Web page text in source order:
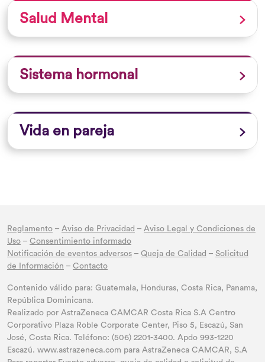
Salud Mental
Sistema hormonal
Vida en pareja
Reglamento – Aviso de Privacidad – Aviso Legal y Condiciones de
Uso – Consentimiento informado
Notificación de eventos adversos – Queja de Calidad – Solicitud
de Información – Contacto
Contenido válido para: Guatemala, Honduras, Costa Rica, Panama,
República Dominicana.
Realizado por AstraZeneca CAMCAR Costa Rica S.A Centro
Corporativo Plaza Roble Corporate Center, Piso 5, Escazú, San
José, Costa Rica. Teléfono: (506) 2201-3400. Apdo 993-1220
Escazú. www.astrazeneca.com para AstraZeneca CAMCAR, S.A